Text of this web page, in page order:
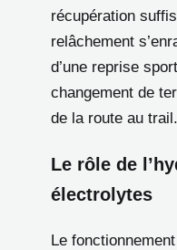
récupération
relâchement
d’une reprise
changement de
de la route au trail.
Le rôle de
électrolytes
Le